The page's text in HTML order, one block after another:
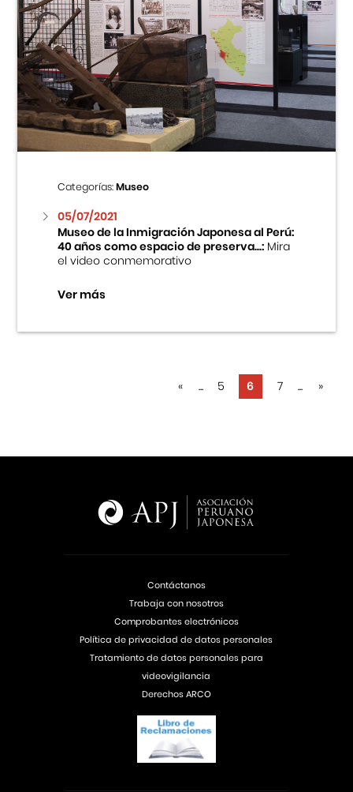
Categorías:Museo
05/07/2021
Museo de la Inmigración Japonesa al Perú:
40 años como espacio de preserva...:Mira
el video conmemorativo
Ver más
« ... 5 6 7 ... »
Contáctanos
Trabaja con nosotros
Comprobantes electrónicos
Política de privacidad de datos personales
Tratamiento de datos personales para
videovigilancia
Derechos ARCO